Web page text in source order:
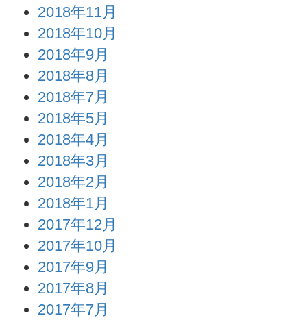
2018年11月
2018年10月
2018年9月
2018年8月
2018年7月
2018年5月
2018年4月
2018年3月
2018年2月
2018年1月
2017年12月
2017年10月
2017年9月
2017年8月
2017年7月